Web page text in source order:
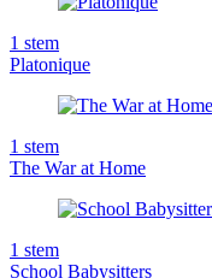
1 stem
Platonique
1 stem
The War at Home
1 stem
School Babysitters